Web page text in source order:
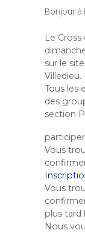
Bonjour à
Le Cross
sur le
Villedieu.
Tous les
des
section
participer
Vous
Vous
plus tard
Nous